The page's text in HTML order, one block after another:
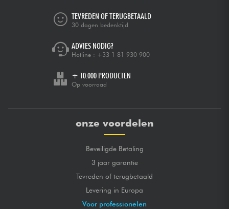
TEVREDEN OF TERUGBETAALD
30 dagen bedenktijd
ADVIES NODIG?
Hotline : +33 1 81 930 900
+ 10.000 PRODUCTEN
Op voorraad
onze voordelen
Beveiligde Betaling
3 jaar garantie
Tevreden of terugbetaald
Levering in Europa
Voor professionelen